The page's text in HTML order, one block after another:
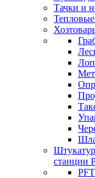
Тачки и
станции